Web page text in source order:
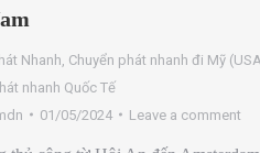
Nhanh Chuyển phát nhanh đi Mỹ
nhanh Quốc Tế
01/05/2024 Leave a comment